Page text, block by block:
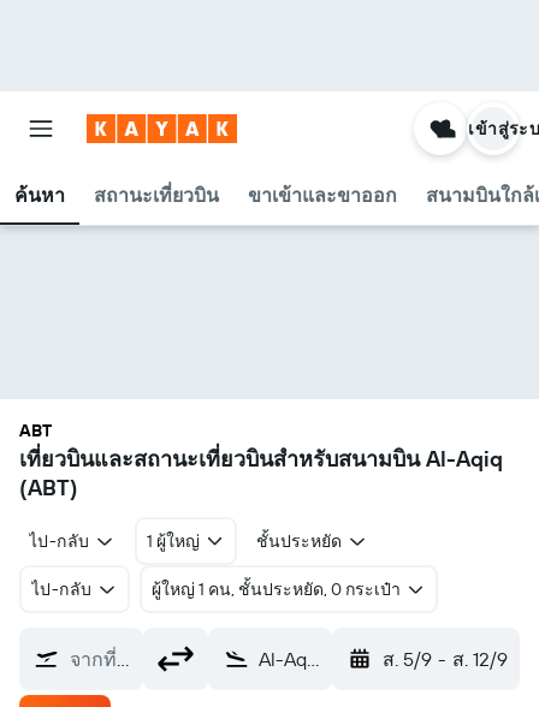
ค้นหา สถานะเที่ยวบิน ขาเข้าและขาออก สนามบินใกล้
เข้าสู่ระ
ABT
เที่ยวบินและสถานะเที่ยวบินสำหรับสนามบิน Al-Aqiq
(ABT)
ไป-กลับ 1 ผู้ใหญ่ ชั้นประหยัด
ไป-กลับ ผู้ใหญ่ 1 คน, ชั้นประหยัด, 0 กระเป๋า
จากที่ไหน? Al-Aqiq (ABT) ส. 5/9 - ส. 12/9